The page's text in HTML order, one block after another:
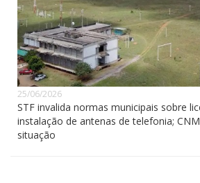
25/06/2026
STF invalida normas municipais sobre
instalação de antenas de telefonia;
situação